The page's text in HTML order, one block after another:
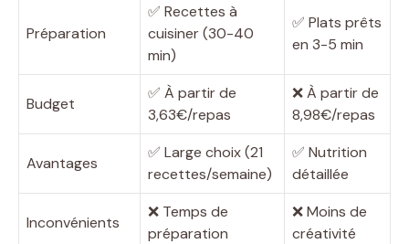
Préparation
✅ Recettes à
cuisiner (30-40
min)
✅ Plats prêts
en 3-5 min
Budget
✅ À partir de
3,63€/repas
❌ À partir de
8,98€/repas
Avantages
✅ Large choix (21
recettes/semaine)
✅ Nutrition
détaillée
Inconvénients
❌ Temps de
préparation
❌ Moins de
créativité